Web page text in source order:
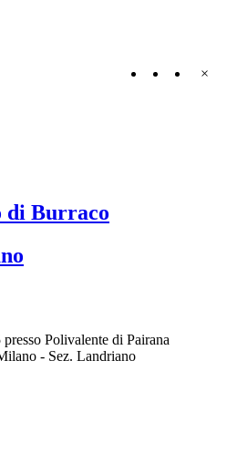
×
di Burraco
Polivalente di Pairana
- Sez. Landriano